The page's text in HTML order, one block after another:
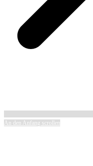
An den Anfang scrollen